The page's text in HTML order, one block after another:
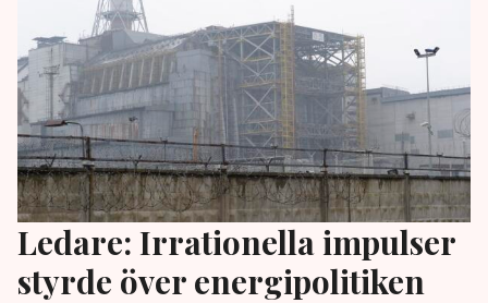
Ledare: Irrationella impulser
styrde över energipolitiken